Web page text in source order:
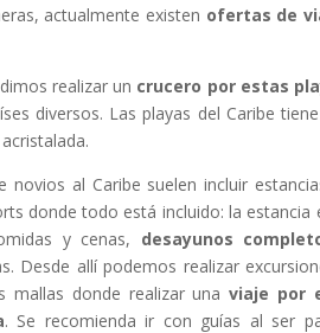
actualmente existen ofertas de
realizar un crucero por estas
diversos. Las playas del Caribe
novios al Caribe suelen incluir
donde todo está incluido: la estancia
y cenas, desayunos
Desde allí podemos realizar
mallas donde realizar unaviaje por
. Se recomienda ir con guías al ser